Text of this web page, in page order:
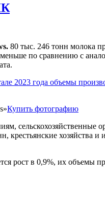
80 тыс. 246 тонн молока
меньше по сравнению с
Купить фотографию
сельскохозяйственные
крестьянские хозяйства
рост в 0,9%, их объемы